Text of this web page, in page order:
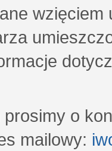
wzięciem
o
mailowy: